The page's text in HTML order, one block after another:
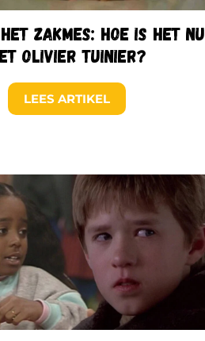
Zakmes: hoe is het nu
Olivier Tuinier?
LEES ARTIKEL